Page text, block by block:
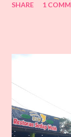
5. Jika anakmu
engkau suka
lemah, itu kerana
cemburu, itu kerana
mengganggumu, itu
SHARE 1